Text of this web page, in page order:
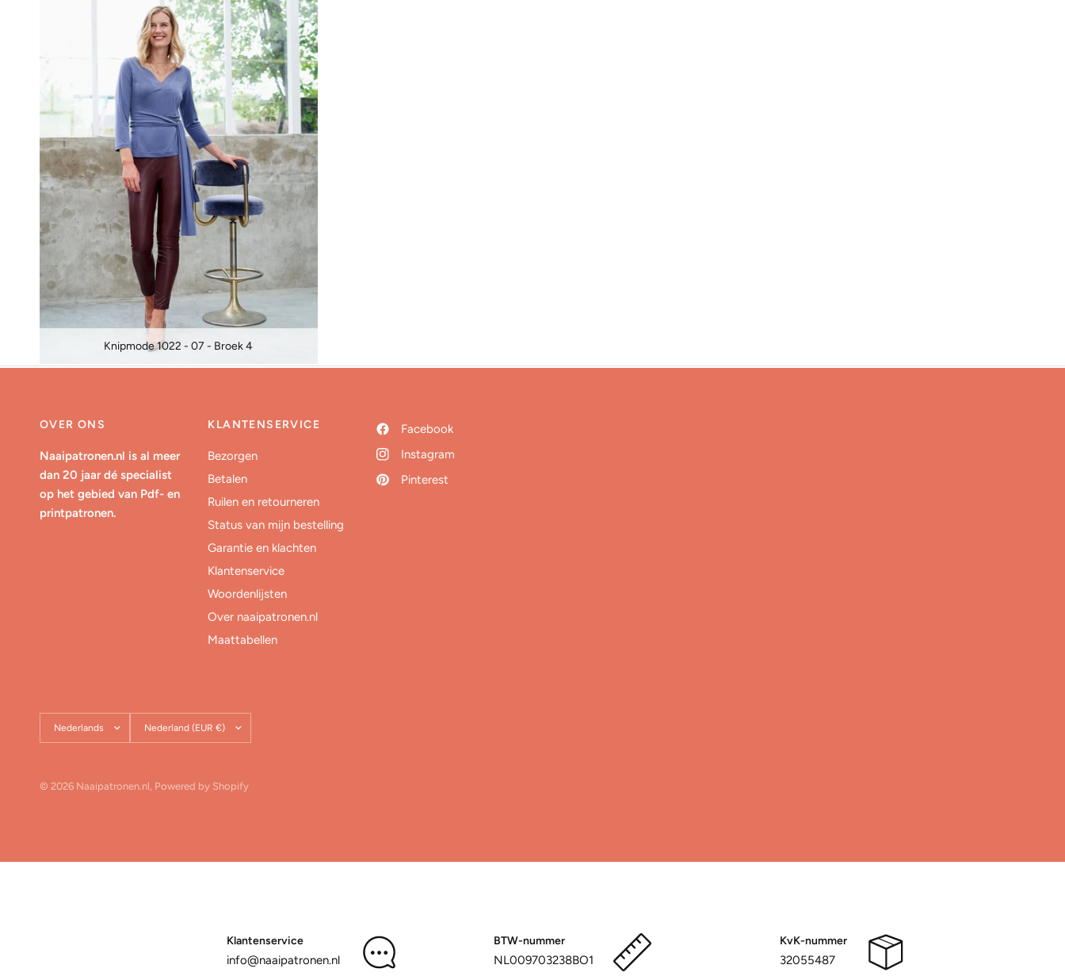
Knipmode 1022 - 07 - Broek 4
OVER ONS
Naaipatronen.nl is al meer
dan 20 jaar dé specialist
op het gebied van Pdf- en
printpatronen.
KLANTENSERVICE
Bezorgen
Betalen
Ruilen en retourneren
Status van mijn bestelling
Garantie en klachten
Klantenservice
Woordenlijsten
Over naaipatronen.nl
Maattabellen
Facebook
Instagram
Pinterest
© 2026 Naaipatronen.nl, Powered by Shopify
Klantenservice
info@naaipatronen.nl
BTW-nummer
NL009703238BO1
KvK-nummer
32055487